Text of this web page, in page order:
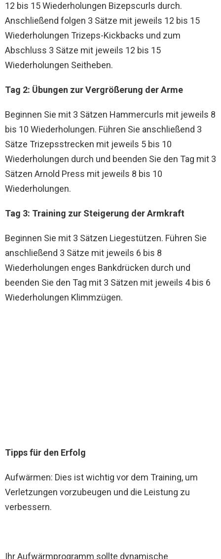
12 bis 15 Wiederholungen Bizepscurls durch.
Anschließend folgen 3 Sätze mit jeweils 12 bis 15
Wiederholungen Trizeps-Kickbacks und zum
Abschluss 3 Sätze mit jeweils 12 bis 15
Wiederholungen Seitheben.
Tag 2: Übungen zur Vergrößerung der Arme
Beginnen Sie mit 3 Sätzen Hammercurls mit jeweils 8
bis 10 Wiederholungen. Führen Sie anschließend 3
Sätze Trizepsstrecken mit jeweils 5 bis 10
Wiederholungen durch und beenden Sie den Tag mit 3
Sätzen Arnold Press mit jeweils 8 bis 10
Wiederholungen.
Tag 3: Training zur Steigerung der Armkraft
Beginnen Sie mit 3 Sätzen Liegestützen. Führen Sie
anschließend 3 Sätze mit jeweils 6 bis 8
Wiederholungen enges Bankdrücken durch und
beenden Sie den Tag mit 3 Sätzen mit jeweils 4 bis 6
Wiederholungen Klimmzügen.
Tipps für den Erfolg
Aufwärmen: Dies ist wichtig vor dem Training, um
Verletzungen vorzubeugen und die Leistung zu
verbessern.
Ihr Aufwärmprogramm sollte dynamische